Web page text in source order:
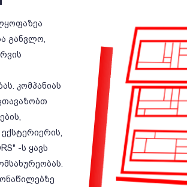
განვლო,
კომპანიას
-ს ყავს